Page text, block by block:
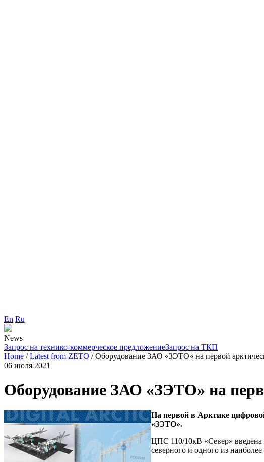
En Ru
News
Запрос на технико-коммерческое предложениеЗапрос на ТКП
Home /Latest from ZETO /Оборудование ЗАО «ЗЭТО» на первой
06 июля 2021
Оборудование ЗАО «ЗЭТО» на
На первой в Арктике
«ЗЭТО».
ЦПС 110/10кВ «Север» введена
северного и одного из